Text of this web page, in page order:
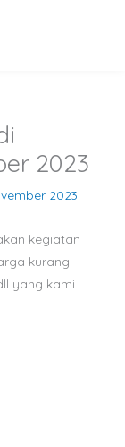
2023
2023
kegiatan
kurang
yang kami